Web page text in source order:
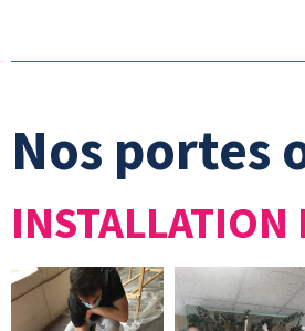
Nos portes
INSTALLATION